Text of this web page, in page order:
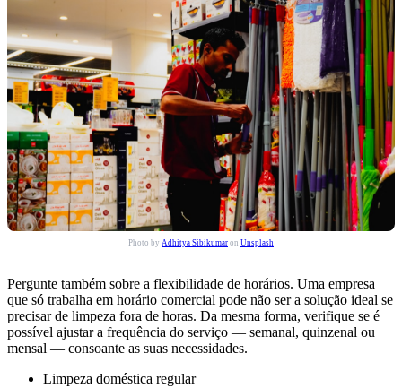
Photo by Adhitya Sibikumar on Unsplash
Pergunte também sobre a flexibilidade de horários. Uma empresa
que só trabalha em horário comercial pode não ser a solução ideal se
precisar de limpeza fora de horas. Da mesma forma, verifique se é
possível ajustar a frequência do serviço — semanal, quinzenal ou
mensal — consoante as suas necessidades.
Limpeza doméstica regular